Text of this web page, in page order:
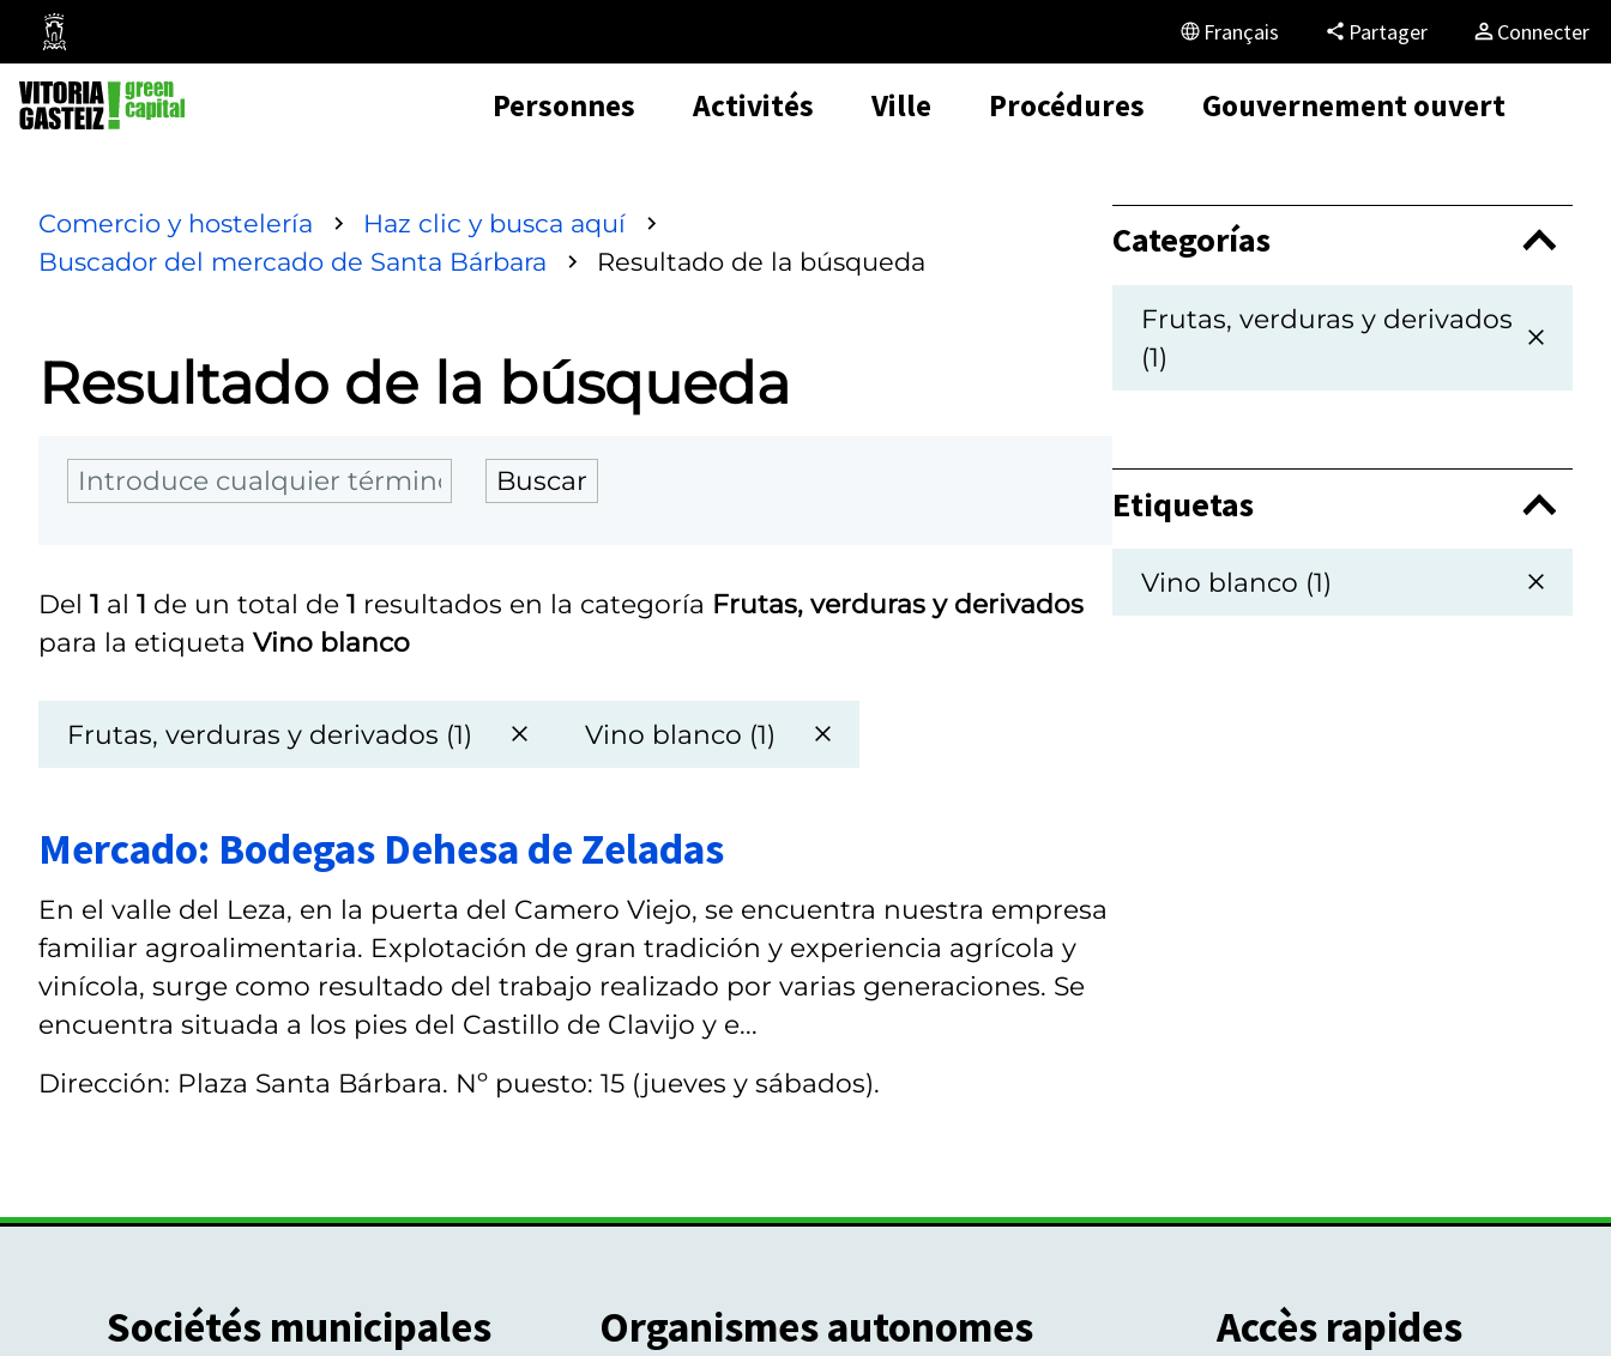
Mairie
de
Vitoria-
Gasteiz
Français Partager Connecter
Personnes Activités Ville Procédures Gouvernement ouvert
Comercio y hostelería
Haz clic y busca aquí
Buscador del mercado de Santa Bárbara
Resultado de la búsqueda
Resultado de la búsqueda
Del 1 al 1 de un total de 1 resultados en la categoría Frutas, verduras y derivados
para la etiqueta Vino blanco
Frutas, verduras y derivados (1) Vino blanco (1)
Mercado: Bodegas Dehesa de Zeladas
En el valle del Leza, en la puerta del Camero Viejo, se encuentra nuestra empresa
familiar agroalimentaria. Explotación de gran tradición y experiencia agrícola y
vinícola, surge como resultado del trabajo realizado por varias generaciones. Se
encuentra situada a los pies del Castillo de Clavijo y e...
Dirección: Plaza Santa Bárbara. Nº puesto: 15 (jueves y sábados).
Categorías
Frutas, verduras y derivados
(1)
Etiquetas
Vino blanco (1)
Sociétés municipales Organismes autonomes Accès rapides